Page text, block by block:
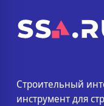
Строительный
инструмент для